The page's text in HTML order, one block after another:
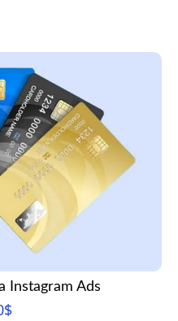
Instagram Ads
$